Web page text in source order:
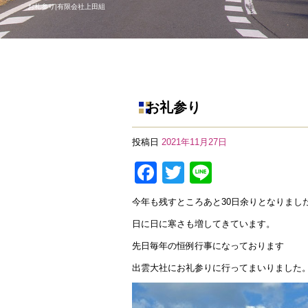
お礼参り|有限会社上田組
お礼参り
投稿日 2021年11月27日
F
a
c
e
b
o
T
wi
tt
er
n
e
今年も残すところあと30日余りとなりまし
日に日に寒さも増してきています。
先日毎年の恒例行事になっております
出雲大社にお礼参りに行ってまいりました